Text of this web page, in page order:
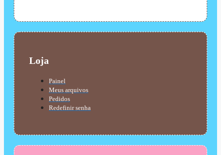
Loja
Painel
Meus arquivos
Pedidos
Redefinir senha